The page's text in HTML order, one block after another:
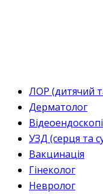
ЛОР (дитячий
Дерматолог
УЗД (серця та
Вакцинація
Гінеколог
Невролог